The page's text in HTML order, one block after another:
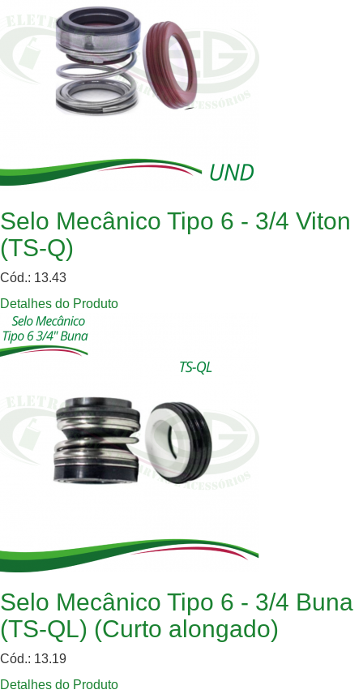
Selo Mecânico Tipo 6 - 3/4 Viton
(TS-Q)
Cód.: 13.43
Detalhes do Produto
Selo Mecânico Tipo 6 - 3/4 Buna
(TS-QL) (Curto alongado)
Cód.: 13.19
Detalhes do Produto